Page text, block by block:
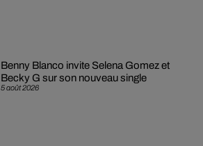
5 août 2026
Benny Blanco invite Selena Gomez et
Becky G sur son nouveau single